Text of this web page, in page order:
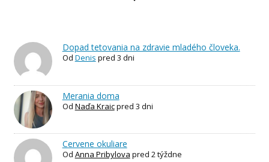
Dopad tetovania na zdravie mladého človeka.
Od Denis pred 3 dni
Merania doma
Od Naďa Kraicpred 3 dni
Cervene okuliare
Od Anna Pribylova pred 2 týždne